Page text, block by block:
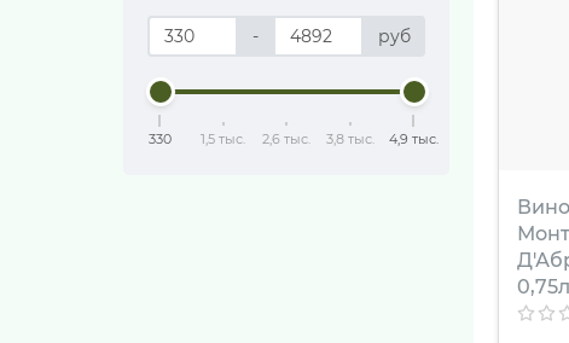
- руб
330 1,5 тыс. 2,6 тыс. 3,8 тыс. 4,9 тыс.
0,75л